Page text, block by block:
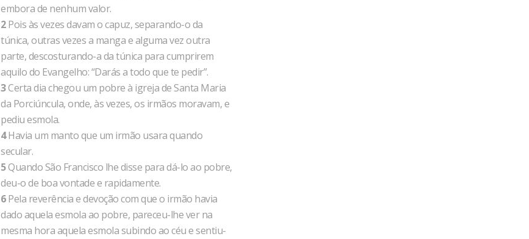
embora de nenhum valor.
2Pois às vezes davam o capuz, separando-o da
túnica, outras vezes a manga e alguma vez outra
parte, descosturando-a da túnica para cumprirem
aquilo do Evangelho: “Darás a todo que te pedir”.
3Certa dia chegou um pobre à igreja de Santa Maria
da Porciúncula, onde, às vezes, os irmãos moravam, e
pediu esmola.
4Havia um manto que um irmão usara quando
secular.
5Quando São Francisco lhe disse para dá-lo ao pobre,
deu-o de boa vontade e rapidamente.
6Pela reverência e devoção com que o irmão havia
dado aquela esmola ao pobre, pareceu-lhe ver na
mesma hora aquela esmola subindo ao céu e sentiu-